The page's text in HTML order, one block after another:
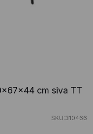
cm siva TT
SKU:310466